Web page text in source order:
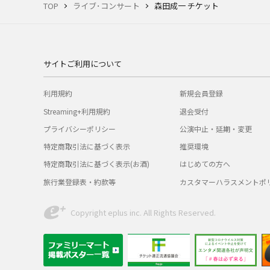
TOP ライブ･コンサート 森田成一 チケット
サイトご利用について
利用規約
Streaming+利用規約
プライバシーポリシー
特定商取引法に基づく表示
特定商取引法に基づく表示(お酒)
旅行業登録表・約款等
新規会員登録
退会受付
公演中止・延期・変更
推奨環境
はじめての方へ
カスタマーハラスメントポ
Copyright eplus inc. All Rights Reserved.